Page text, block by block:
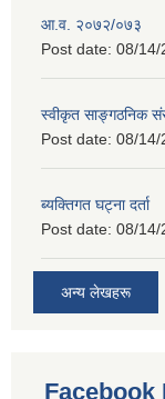
आ.व. २०७२/०७३
Post date: 08/14/
स्वीकृत साङ्गठनिक
Post date: 08/14/
ब्यक्तिगत घट्ना दर्ता
Post date: 08/14/
अन्य लेखहरू
Facebook